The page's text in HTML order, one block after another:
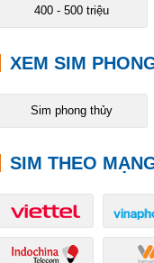
400 - 500 triệu
XEM SIM
Sim phong thủy
SIM THEO